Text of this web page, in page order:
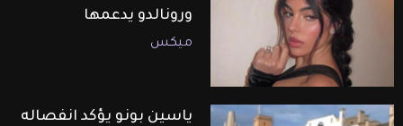
ورونالدو يدعمها
ميكس
ياسين بونو يؤكد انفصاله